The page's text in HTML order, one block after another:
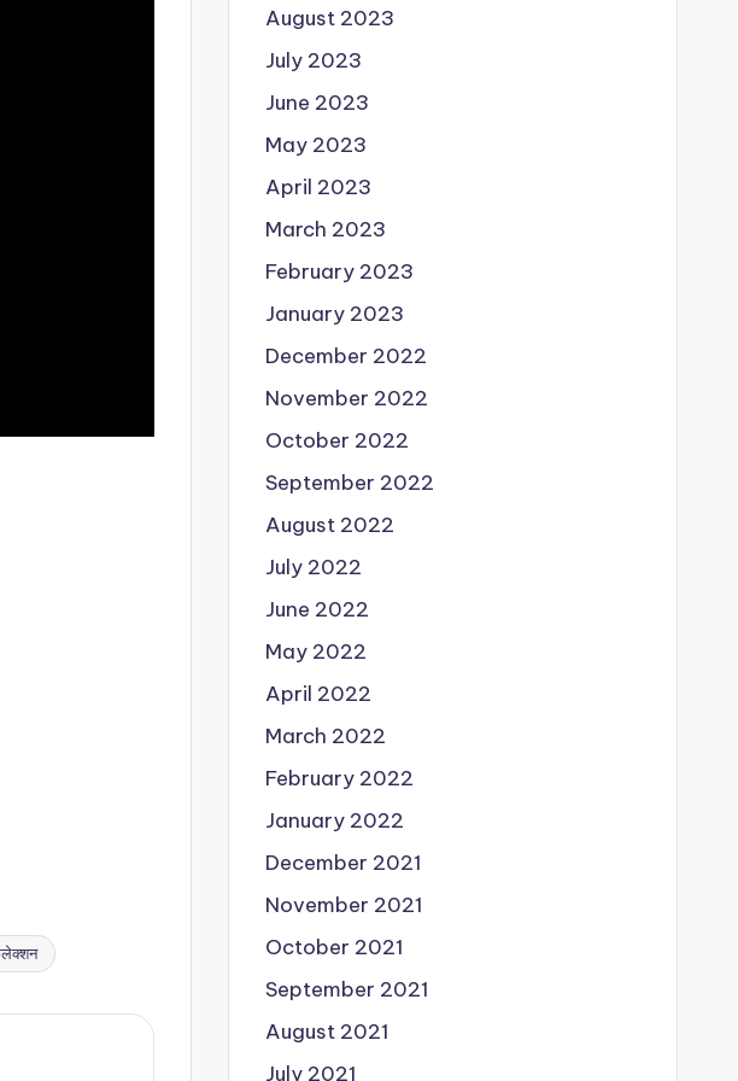
August 2023
July 2023
June 2023
May 2023
April 2023
March 2023
February 2023
January 2023
December 2022
November 2022
October 2022
September 2022
August 2022
July 2022
June 2022
May 2022
April 2022
March 2022
February 2022
January 2022
December 2021
November 2021
October 2021
September 2021
August 2021
July 2021